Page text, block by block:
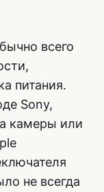
всего
питания.
Sony,
камеры или
не всегда